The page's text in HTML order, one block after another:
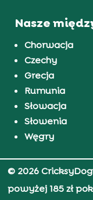
Nasze
Chorwacja
Czechy
Grecja
Rumunia
Słowacja
Słowenia
Węgry
© 2026
powyżej 185 zł